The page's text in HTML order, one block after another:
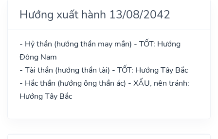
Hướng xuất hành 13/08/2042
- Hỷ thần (hướng thần may mắn) - TỐT: Hướng
Đông Nam
- Tài thần (hướng thần tài) - TỐT: Hướng Tây Bắc
- Hắc thần (hướng ông thần ác) - XẤU, nên tránh:
Hướng Tây Bắc